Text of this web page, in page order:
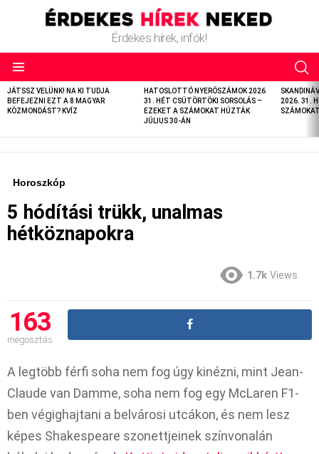
Érdekes hírek, infók!
LATEST
STORIES
JÁTSSZ VELÜNK! NA KI TUDJA
BEFEJEZNI EZT A 8 MAGYAR
KÖZMONDÁST? KVÍZ
HATOSLOTTÓ NYERŐSZÁMOK 2026
31. HÉT CSÜTÖRTÖKI SORSOLÁS –
EZEKET A SZÁMOKAT HÚZTÁK
JÚLIUS 30-ÁN
2026. 31.
Horoszkóp
5 hódítási trükk, unalmas
hétköznapokra
1.7k Views
163
megosztás
A legtöbb férfi soha nem fog úgy kinézni, mint Jean-
Claude van Damme, soha nem fog egy McLaren F1-
ben végighajtani a belvárosi utcákon, és nem lesz
képes Shakespeare szonettjeinek színvonalán